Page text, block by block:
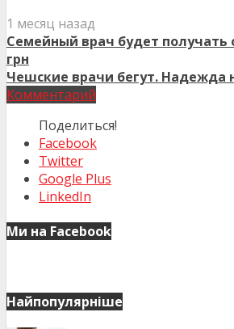
1 месяц назад
Семейный врач будет получать
грн
Чешские врачи бегут. Надежда
Комментарий
Поделиться!
Facebook
Twitter
Google Plus
LinkedIn
Ми на Facebook
Найпопулярніше